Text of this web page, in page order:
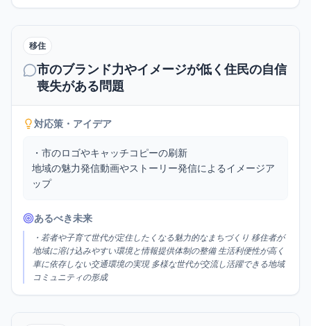
移住
市のブランド力やイメージが低く住民の自信
喪失がある問題
対応策・アイデア
・市のロゴやキャッチコピーの刷新
地域の魅力発信動画やストーリー発信によるイメージア
ップ
あるべき未来
・若者や子育て世代が定住したくなる魅力的なまちづくり 移住者が
地域に溶け込みやすい環境と情報提供体制の整備 生活利便性が高く
車に依存しない交通環境の実現 多様な世代が交流し活躍できる地域
コミュニティの形成